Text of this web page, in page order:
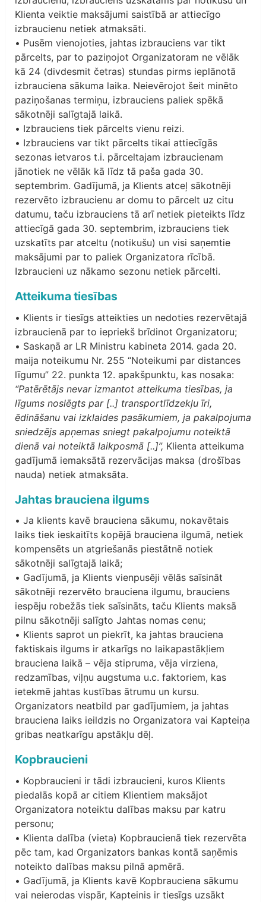
Klienta veiktie maksājumi saistībā ar attiecīgo
izbraucienu netiek atmaksāti.
• Pusēm vienojoties, jahtas izbrauciens var tikt
pārcelts, par to paziņojot Organizatoram ne vēlāk
kā 24 (divdesmit četras) stundas pirms ieplānotā
izbrauciena sākuma laika. Neievērojot šeit minēto
paziņošanas termiņu, izbrauciens paliek spēkā
sākotnēji salīgtajā laikā.
• Izbrauciens tiek pārcelts vienu reizi.
• Izbrauciens var tikt pārcelts tikai attiecīgās
sezonas ietvaros t.i. pārceltajam izbraucienam
jānotiek ne vēlāk kā līdz tā paša gada 30.
septembrim. Gadījumā, ja Klients atceļ sākotnēji
rezervēto izbraucienu ar domu to pārcelt uz citu
datumu, taču izbrauciens tā arī netiek pieteikts līdz
attiecīgā gada 30. septembrim, izbrauciens tiek
uzskatīts par atceltu (notikušu) un visi saņemtie
maksājumi par to paliek Organizatora rīcībā.
Izbraucieni uz nākamo sezonu netiek pārcelti.
Atteikuma tiesības
• Klients ir tiesīgs atteikties un nedoties rezervētajā
izbraucienā par to iepriekš brīdinot Organizatoru;
• Saskaņā ar LR Ministru kabineta 2014. gada 20.
maija noteikumu Nr. 255 “Noteikumi par distances
līgumu” 22. punkta 12. apakšpunktu, kas nosaka:
“Patērētājs nevar izmantot atteikuma tiesības, ja
līgums noslēgts par [..] transportlīdzekļu īri,
ēdināšanu vai izklaides pasākumiem, ja pakalpojuma
sniedzējs apņemas sniegt pakalpojumu noteiktā
dienā vai noteiktā laikposmā [..]”, Klienta atteikuma
gadījumā iemaksātā rezervācijas maksa (drošības
nauda) netiek atmaksāta.
Jahtas brauciena ilgums
• Ja klients kavē brauciena sākumu, nokavētais
laiks tiek ieskaitīts kopējā brauciena ilgumā, netiek
kompensēts un atgriešanās piestātnē notiek
sākotnēji salīgtajā laikā;
• Gadījumā, ja Klients vienpusēji vēlās saīsināt
sākotnēji rezervēto brauciena ilgumu, brauciens
iespēju robežās tiek saīsināts, taču Klients maksā
pilnu sākotnēji salīgto Jahtas nomas cenu;
• Klients saprot un piekrīt, ka jahtas brauciena
faktiskais ilgums ir atkarīgs no laikapastākļiem
brauciena laikā – vēja stipruma, vēja virziena,
redzamības, viļņu augstuma u.c. faktoriem, kas
ietekmē jahtas kustības ātrumu un kursu.
Organizators neatbild par gadījumiem, ja jahtas
brauciena laiks ieildzis no Organizatora vai Kapteiņa
gribas neatkarīgu apstākļu dēļ.
Kopbraucieni
• Kopbraucieni ir tādi izbraucieni, kuros Klients
piedalās kopā ar citiem Klientiem maksājot
Organizatora noteiktu dalības maksu par katru
personu;
• Klienta dalība (vieta) Kopbraucienā tiek rezervēta
pēc tam, kad Organizators bankas kontā saņēmis
noteikto dalības maksu pilnā apmērā.
• Gadījumā, ja Klients kavē Kopbrauciena sākumu
vai neierodas vispār, Kapteinis ir tiesīgs uzsākt